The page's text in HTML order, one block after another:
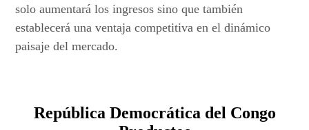
solo aumentará los ingresos sino que también
establecerá una ventaja competitiva en el dinámico
paisaje del mercado.
República Democrática del Congo